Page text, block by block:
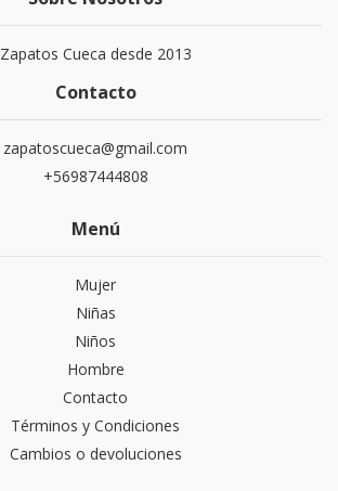
Zapatos Cueca desde 2013
Contacto
zapatoscueca@gmail.com
+56987444808
Menú
Mujer
Niñas
Niños
Hombre
Contacto
Términos y Condiciones
Cambios o devoluciones